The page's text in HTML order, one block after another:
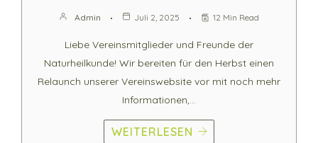
Admin Juli 2, 2025 12 Min Read
Liebe Vereinsmitglieder und Freunde der
Naturheilkunde! Wir bereiten für den Herbst einen
Relaunch unserer Vereinswebsite vor mit noch mehr
Informationen,…
WEITERLESEN